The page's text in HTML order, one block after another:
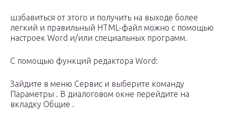
шзбавиться от этого и получить на выходе более
легкий и правильный HTML-файл можно с помощью
настроек Word и/или специальных программ.
С помощью функций редактора Word:
Зайдите в меню Сервис и выберите команду
Параметры . В диалоговом окне перейдите на
вкладку Общие .